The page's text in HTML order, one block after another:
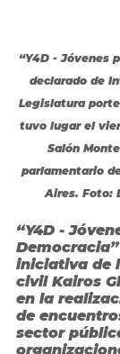
“Y4D - Jóvenes
declarado de
Legislatura
tuvo lugar el
Salón
parlamentario
Aires. Foto:
“Y4D -
Democracia”
iniciativa de
civil Kairos
en la
de
sector